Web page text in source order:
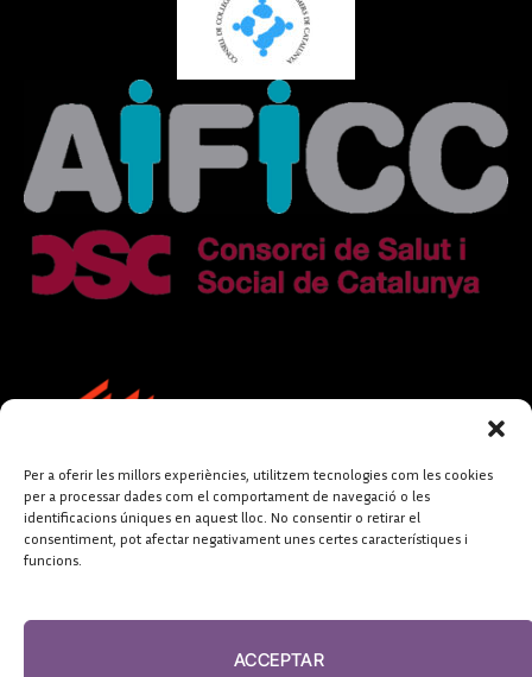
Per a oferir les millors experiències, utilitzem tecnologies com les cookies
per a processar dades com el comportament de navegació o les
identificacions úniques en aquest lloc. No consentir o retirar el
consentiment, pot afectar negativament unes certes característiques i
funcions.
ACCEPTAR
FUNDACIÓ